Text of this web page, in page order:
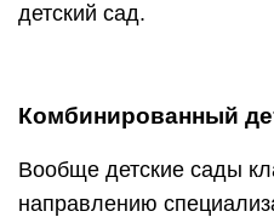
детский сад.
Комбинированный
Вообще детские сады
направлению